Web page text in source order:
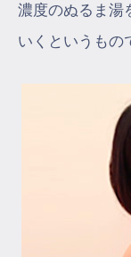
濃度のぬるま湯
いくというもの